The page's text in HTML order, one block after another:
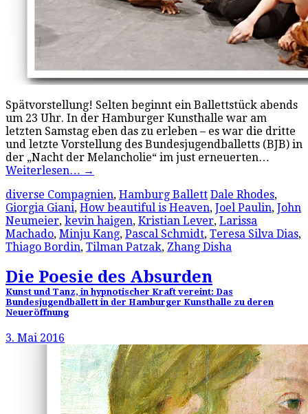
Spätvorstellung! Selten beginnt ein Ballettstück abends
um 23 Uhr. In der Hamburger Kunsthalle war am
letzten Samstag eben das zu erleben – es war die dritte
und letzte Vorstellung des Bundesjugendballetts (BJB) in
der „Nacht der Melancholie“ im just erneuerten…
Weiterlesen… →
diverse Compagnien, Hamburg Ballett Dale Rhodes,
Giorgia Giani, How beautiful is Heaven, Joel Paulin, John
Neumeier, kevin haigen, Kristian Lever, Larissa
Machado, Minju Kang, Pascal Schmidt, Teresa Silva Dias,
Thiago Bordin, Tilman Patzak, Zhang Disha
Die Poesie des Absurden
Kunst und Tanz, in hypnotischer Kraft vereint: Das
Bundesjugendballett in der Hamburger Kunsthalle zu deren
Neueröffnung
3. Mai 2016